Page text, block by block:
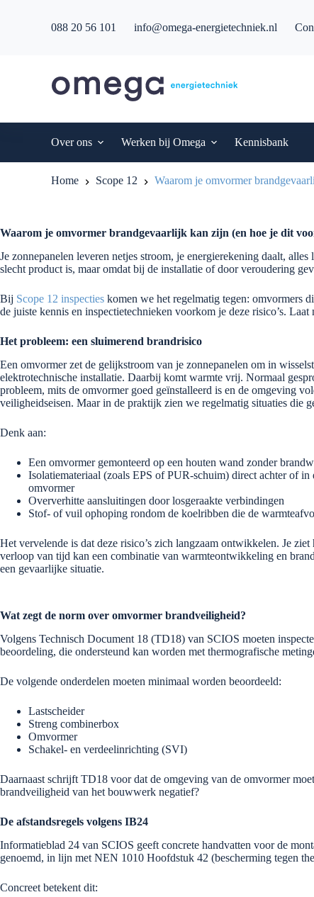
u
088 20 56 101 info@omega-energietechniek.nl
Over ons Werken bij Omega Kennisbank
Home Scope 12 Waarom je omvormer
Waarom je omvormer brandgevaarlijk kan zijn (en hoe je dit
Je zonnepanelen leveren netjes stroom, je energierekening daalt,
slecht product is, maar omdat bij de installatie of door veroudering
Bij Scope 12 inspecties komen we het regelmatig tegen: omvormers
de juiste kennis en inspectietechnieken voorkom je deze risico’s.
Het probleem: een sluimerend brandrisico
Een omvormer zet de gelijkstroom van je zonnepanelen om in
elektrotechnische installatie. Daarbij komt warmte vrij. Normaal
probleem, mits de omvormer goed geïnstalleerd is en de omgeving
veiligheidseisen. Maar in de praktijk zien we regelmatig situaties die
Denk aan:
Een omvormer gemonteerd op een houten wand zonder
Isolatiemateriaal (zoals EPS of PUR-schuim) direct achter of in
omvormer
Oververhitte aansluitingen door losgeraakte verbindingen
Stof- of vuil ophoping rondom de koelribben die de
Het vervelende is dat deze risico’s zich langzaam ontwikkelen. Je ziet
verloop van tijd kan een combinatie van warmteontwikkeling en
een gevaarlijke situatie.
Wat zegt de norm over omvormer brandveiligheid?
Volgens Technisch Document 18 (TD18) van SCIOS moeten
beoordeling, die ondersteund kan worden met thermografische
De volgende onderdelen moeten minimaal worden beoordeeld:
Lastscheider
Streng combinerbox
Omvormer
Schakel- en verdeelinrichting (SVI)
Daarnaast schrijft TD18 voor dat de omgeving van de omvormer
brandveiligheid van het bouwwerk negatief?
De afstandsregels volgens IB24
Informatieblad 24 van SCIOS geeft concrete handvatten voor de
genoemd, in lijn met NEN 1010 Hoofdstuk 42 (bescherming tegen
Concreet betekent dit: